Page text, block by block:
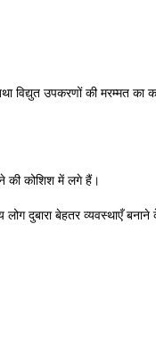
विद्युत उपकरणों की मरम्मत का
की कोशिश में लगे हैं।
दुबारा बेहतर व्यवस्थाएँ